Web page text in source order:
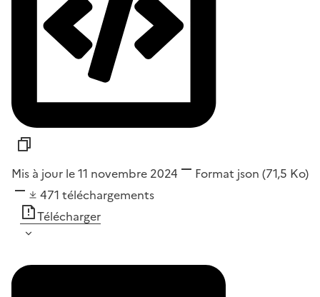
Mis à jour le 11 novembre 2024 Format json (71,5 Ko)
471 téléchargements
Télécharger